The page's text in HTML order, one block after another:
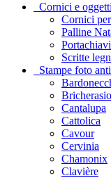
_Cornici e
Cornici
Palline
Portachiavi
Scritte
_Stampe foto
Bricherasio
Cantalupa
Cattolica
Cavour
Cervinia
Chamonix
Clavière